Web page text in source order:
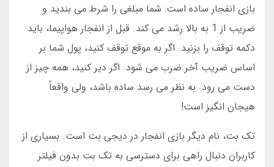
بازی انفجار ساده است: شما مبلغی را شرط می بندید و
ضریب از 1 به بالا رشد می کند. قبل از انفجار هواپیما، باید
دکمه توقف را بزنید. اگر به موقع توقف کنید، پول شما بر
اساس ضریب آخر ضرب می شود. اگر دیر کنید، همه چیز از
دست می رود. به نظر می رسد ساده باشد، ولی واقعاً
هیجان انگیز است!
تک بت، نام دیگر بازی انفجار در دیجی بت است. بسیاری از
کاربران دنبال راهی برای دسترسی به تک بت بدون فیلتر